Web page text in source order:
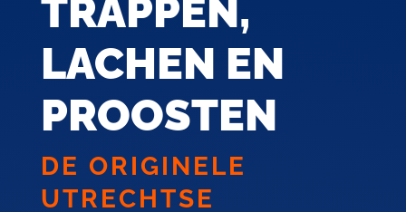
TRAPPEN,
LACHEN EN
PROOSTEN
DE ORIGINELE
UTRECHTSE